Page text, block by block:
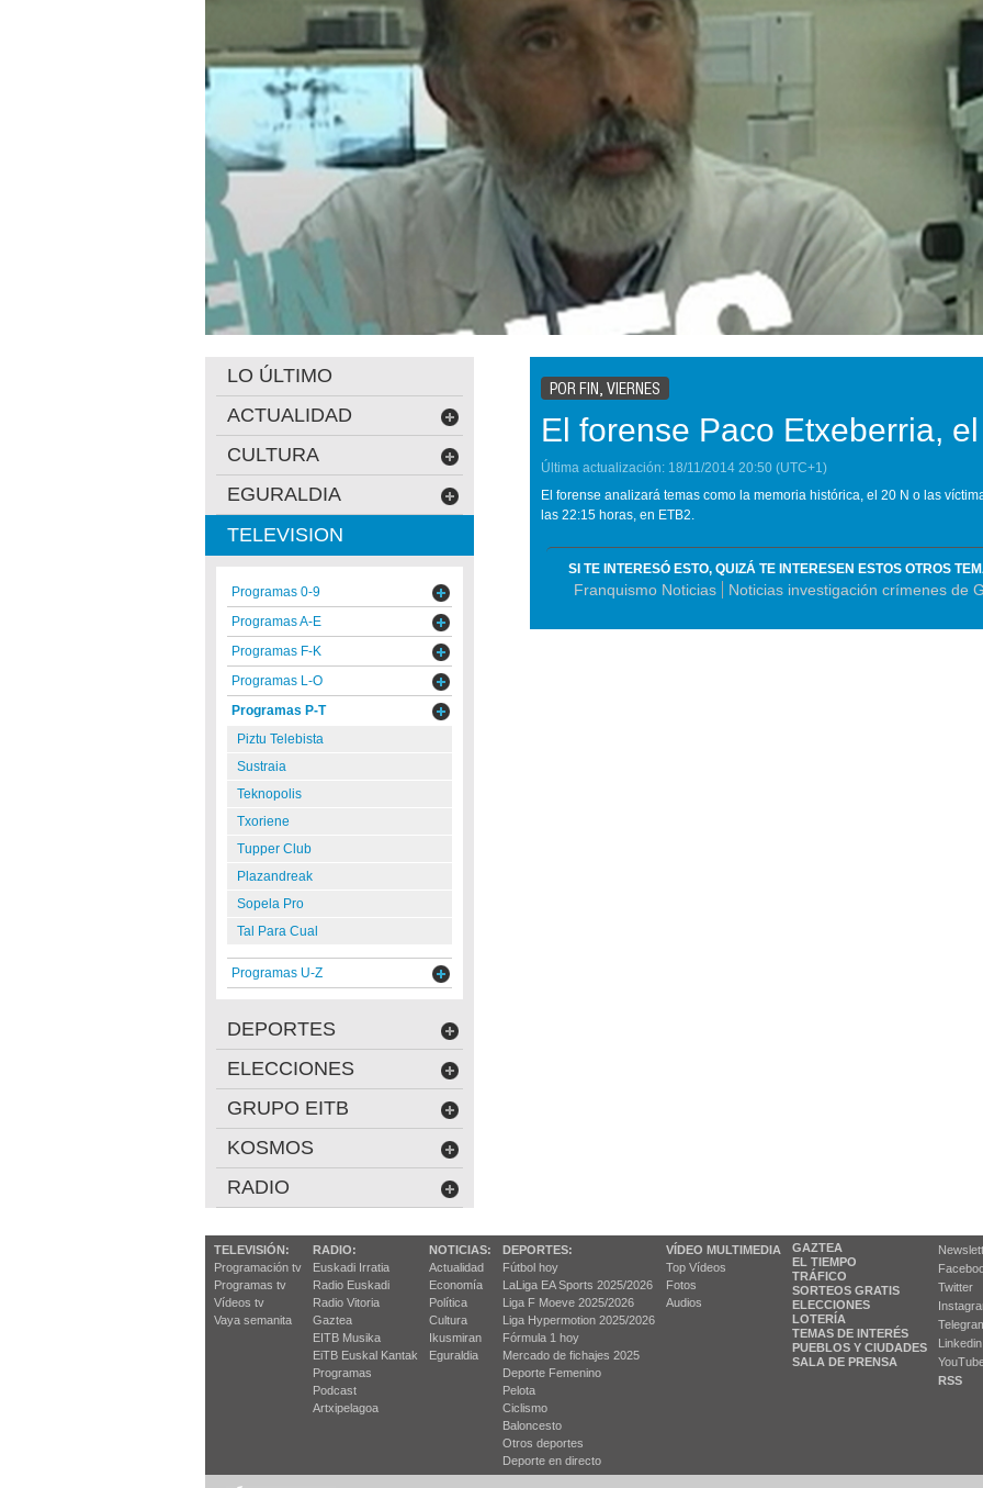
POR FIN, VIERNES
El forense Paco Etxeberria,
Última actualización: 18/11/2014 20:50 (UTC+1)
El forense analizará temas como la memoria histórica, el 20 N o las
las 22:15 horas, en ETB2.
SI TE INTERESÓ ESTO, QUIZÁ TE INTERESEN ESTOS OTROS
Franquismo Noticias Noticias investigación crímenes de
LO ÚLTIMO
ACTUALIDAD
CULTURA
EGURALDIA
TELEVISION
Programas 0-9
Programas A-E
Programas F-K
Programas L-O
Programas P-T
Piztu Telebista
Sustraia
Teknopolis
Txoriene
Tupper Club
Plazandreak
Sopela Pro
Tal Para Cual
Programas U-Z
DEPORTES
ELECCIONES
GRUPO EITB
KOSMOS
RADIO
TELEVISIÓN:
Programación tv
Programas tv
Vídeos tv
Vaya semanita
RADIO:
Euskadi Irratia
Radio Euskadi
Radio Vitoria
Gaztea
EITB Musika
EiTB Euskal Kantak
Programas
Podcast
Artxipelagoa
NOTICIAS:
Actualidad
Economía
Política
Cultura
Ikusmiran
Eguraldia
DEPORTES:
Fútbol hoy
LaLiga EA Sports 2025/2026
Liga F Moeve 2025/2026
Liga Hypermotion 2025/2026
Fórmula 1 hoy
Mercado de fichajes 2025
Deporte Femenino
Pelota
Ciclismo
Baloncesto
Otros deportes
Deporte en directo
VÍDEO MULTIMEDIA
Top Vídeos
Fotos
Audios
GAZTEA
EL TIEMPO
TRÁFICO
SORTEOS GRATIS
ELECCIONES
LOTERÍA
TEMAS DE INTERÉS
PUEBLOS Y CIUDADES
SALA DE PRENSA
Twitter
Linkedin
RSS